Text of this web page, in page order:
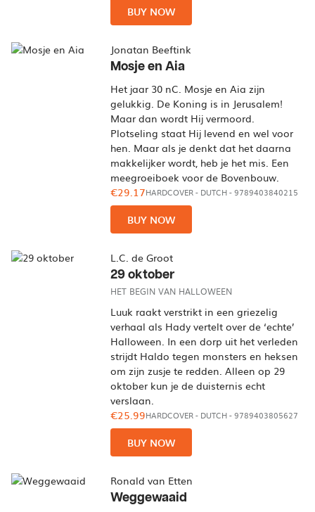
BUY NOW
Jonatan Beeftink
Mosje en Aia
Het jaar 30 nC. Mosje en Aia zijn
gelukkig. De Koning is in Jerusalem!
Maar dan wordt Hij vermoord.
Plotseling staat Hij levend en wel voor
hen. Maar als je denkt dat het daarna
makkelijker wordt, heb je het mis. Een
meegroeiboek voor de Bovenbouw.
€29.17HARDCOVER- DUTCH- 9789403840215
BUY NOW
L.C. de Groot
29 oktober
HET BEGIN VAN HALLOWEEN
Luuk raakt verstrikt in een griezelig
verhaal als Hady vertelt over de ‘echte’
Halloween. In een dorp uit het verleden
strijdt Haldo tegen monsters en heksen
om zijn zusje te redden. Alleen op 29
oktober kun je de duisternis echt
verslaan.
€25.99HARDCOVER- DUTCH- 9789403805627
BUY NOW
Ronald van Etten
Weggewaaid